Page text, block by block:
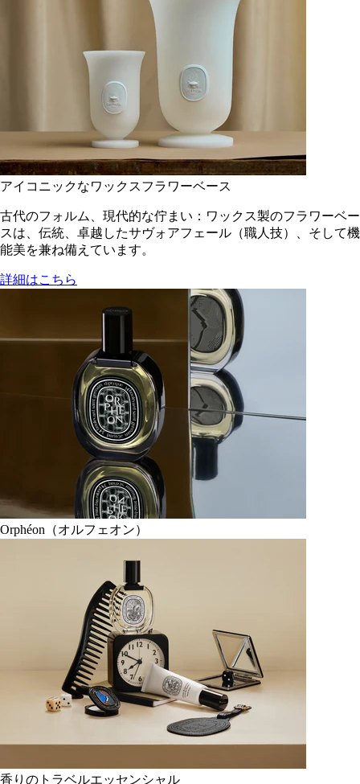
アイコニックなワックスフラワーベース
古代のフォルム、現代的な佇まい：ワックス製のフラワーベー
スは、伝統、卓越したサヴォアフェール（職人技）、そして機
能美を兼ね備えています。
詳細はこちら
Orphéon（オルフェオン）
香りのトラベルエッセンシャル